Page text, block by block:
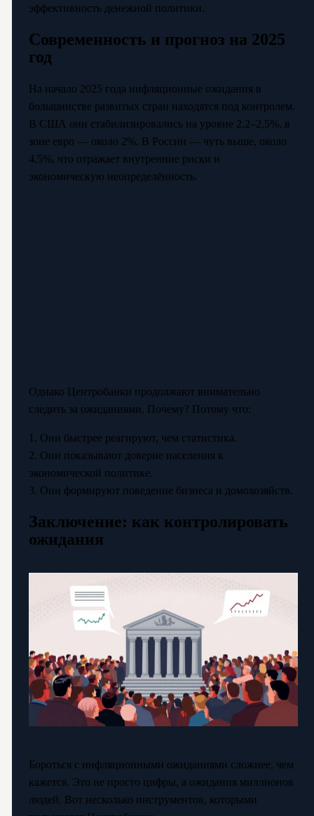
эффективность денежной политики.
Современность и прогноз на 2025
год
На начало 2025 года инфляционные ожидания в
большинстве развитых стран находятся под контролем.
В США они стабилизировались на уровне 2,2–2,5%, в
зоне евро — около 2%. В России — чуть выше, около
4,5%, что отражает внутренние риски и
экономическую неопределённость.
Однако Центробанки продолжают внимательно
следить за ожиданиями. Почему? Потому что:
1. Они быстрее реагируют, чем статистика.
2. Они показывают доверие населения к
экономической политике.
3. Они формируют поведение бизнеса и домохозяйств.
Заключение: как контролировать
ожидания
Бороться с инфляционными ожиданиями сложнее, чем
кажется. Это не просто цифры, а ожидания миллионов
людей. Вот несколько инструментов, которыми